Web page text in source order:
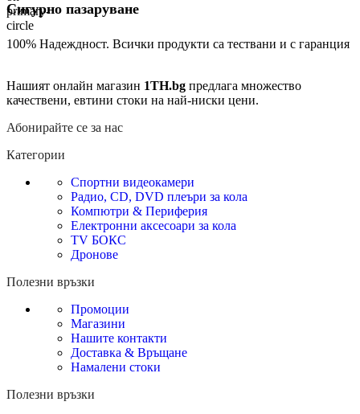
Сигурно пазаруване
100% Надеждност. Всички продукти са тествани и с гаранция
Нашият онлайн магазин 1TH.bg предлага множество
качествени, евтини стоки на най-ниски цени.
Абонирайте се за нас
Категории
Спортни видеокамери
Радио, CD, DVD плеъри за кола
Компютри & Периферия
Електронни аксесоари за кола
TV БОКС
Дронове
Полезни връзки
Промоции
Магазини
Нашите контакти
Доставка & Връщане
Намалени стоки
Полезни връзки